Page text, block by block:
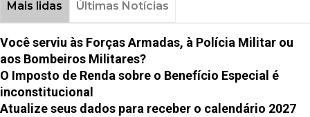
Mais lidas Últimas Notícias
Você serviu às Forças Armadas, à Polícia Militar ou
aos Bombeiros Militares?
O Imposto de Renda sobre o Benefício Especial é
inconstitucional
Atualize seus dados para receber o calendário 2027